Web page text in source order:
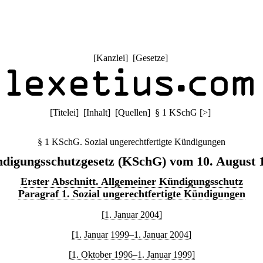
[Kanzlei] [Gesetze]
[Titelei] [Inhalt] [Quellen] § 1 KSchG [>]
§ 1 KSchG. Sozial ungerechtfertigte Kündigungen
(KSchG) vom 10. August
Erster Abschnitt. Allgemeiner Kündigungsschutz
Paragraf 1. Sozial ungerechtfertigte Kündigungen
[1. Januar 2004]
[1. Januar 1999–1. Januar 2004]
[1. Oktober 1996–1. Januar 1999]